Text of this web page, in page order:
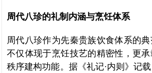
周代八珍的礼制内涵与烹饪体系
周代八珍作为先秦贵族饮食体系的
不仅体现于烹饪技艺的精密性，更承
秩序建构功能。据《礼记·内则》记